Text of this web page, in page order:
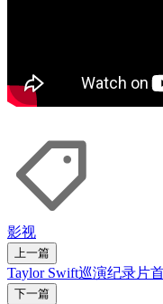
影视
上一篇
Taylor Swift巡演纪录片
下一篇